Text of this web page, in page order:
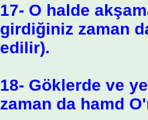
17- O halde
girdiğiniz zaman
edilir).
18- Göklerde ve
zaman da hamd